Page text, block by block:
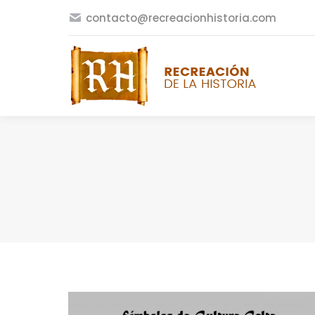
contacto@recreacionhistoria.com